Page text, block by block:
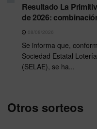
Resultado La
de 2026:
08/08/2026
Se informa que,
Sociedad Estatal
(SELAE), se ha...
Otros sorteos